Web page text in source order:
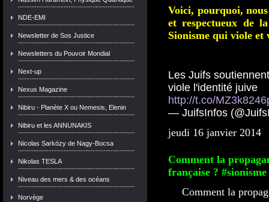
NDE-EMI
Newsletter de Sos Justice
Newsletters du Pouvoir Mondial
Next-up
Nexus Magazine
Nibiru - Planète X ou Nemesis, Elenin
Nibiru et les ANNUNAKIS
Nicolas Sarközy de Nagy-Bocsa
Nikolas TESLA
Niveau des mers & des océans
Norvège
Voici, pourquoi,
et respectueux de
Sionisme qui viole
Les Juifs
viole l'identité juive
http://t.co/
— JuifsInfos
jeudi 16 janvier 2014
Comment la
française ? #sionisme
Comment la